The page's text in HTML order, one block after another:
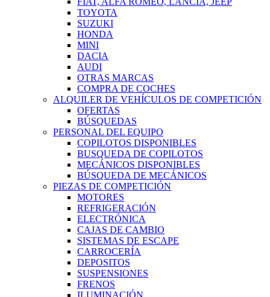
TOYOTA
SUZUKI
HONDA
MINI
DACIA
AUDI
OTRAS MARCAS
COMPRA DE COCHES
ALQUILER DE VEHÍCULOS DE COMPETICIÓN
OFERTAS
BÚSQUEDAS
PERSONAL DEL EQUIPO
COPILOTOS DISPONIBLES
BUSQUEDA DE COPILOTOS
MECÁNICOS DISPONIBLES
BÚSQUEDA DE MECÁNICOS
PIEZAS DE COMPETICIÓN
MOTORES
REFRIGERACIÓN
ELECTRÓNICA
CAJAS DE CAMBIO
SISTEMAS DE ESCAPE
CARROCERÍA
DEPOSITOS
SUSPENSIONES
FRENOS
ILUMINACIÓN